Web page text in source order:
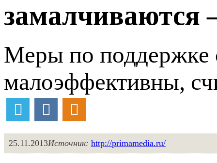
замалчиваются
Меры по поддержке
малоэффективны,
25.11.2013Источник: http://primamedia.ru/